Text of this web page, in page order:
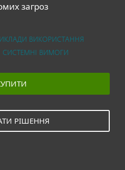
загроз
ВИКОРИСТАННЯ
СИСТЕМНІ ВИМОГИ
РІШЕННЯ